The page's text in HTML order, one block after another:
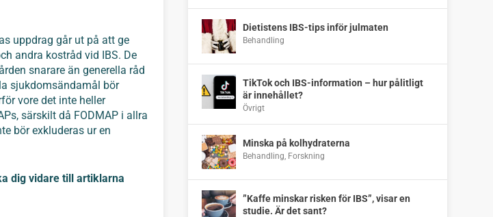
uppdrag går ut på att ge
andra kostråd vid IBS. De
snarare än generella råd
sjukdomsändamål bör
vore det inte heller
särskilt då FODMAP i allra
bör exkluderas ur en
dig vidare till artiklarna
Dietistens IBS-tips inför julmaten
Behandling
TikTok och IBS-information – hur pålitligt
är innehållet?
Övrigt
Minska på kolhydraterna
Behandling Forskning
”Kaffe minskar risken för IBS”, visar en
studie. Är det sant?